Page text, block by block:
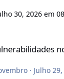
30, 2026 em
cPanel
· Julho